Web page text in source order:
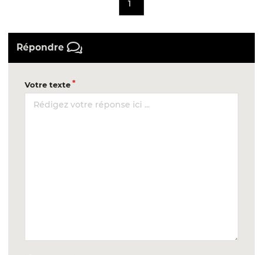
1
Répondre
Votre texte